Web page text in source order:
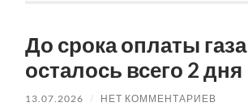
До срока оплаты газа
осталось всего 2 дня
13.07.2026 / НЕТ КОММЕНТАРИЕВ